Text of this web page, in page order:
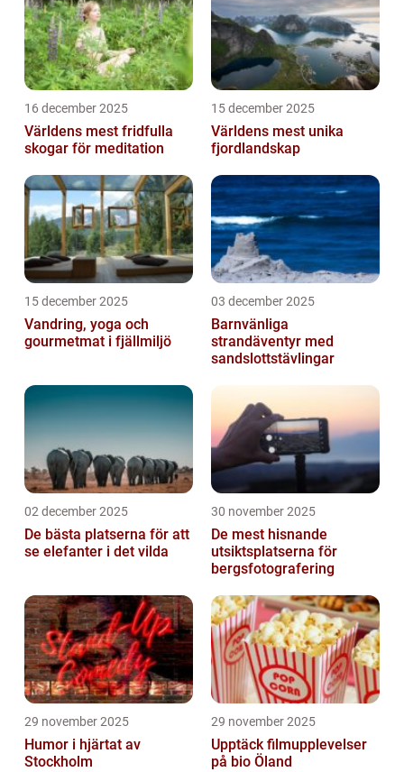
16 december 2025
Världens mest fridfulla
skogar för meditation
15 december 2025
Världens mest unika
fjordlandskap
15 december 2025
Vandring, yoga och
gourmetmat i fjällmiljö
03 december 2025
Barnvänliga
strandäventyr med
sandslottstävlingar
02 december 2025
De bästa platserna för att
se elefanter i det vilda
30 november 2025
De mest hisnande
utsiktsplatserna för
bergsfotografering
29 november 2025
Humor i hjärtat av
Stockholm
29 november 2025
Upptäck filmupplevelser
på bio Öland